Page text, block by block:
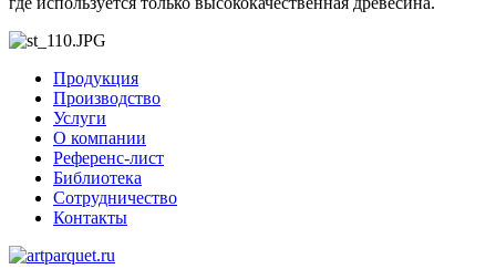
Продукция
Производство
Услуги
О компании
Референс-лист
Библиотека
Сотрудничество
Контакты